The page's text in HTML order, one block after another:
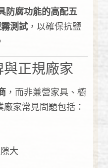
防腐功能的高配五
測試 ，以確保抗鹽
正規廠家
，而非兼營家具、櫥
家常見問題包括：
大